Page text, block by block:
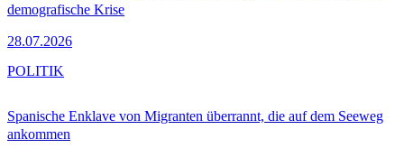
demografische Krise
28.07.2026
Spanische Enklave von Migranten überrannt, die auf dem Seeweg
ankommen
POLITIK